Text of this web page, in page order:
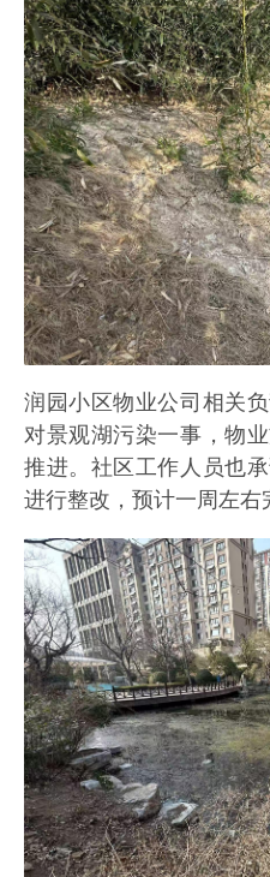
润园小区物业公司相关
对景观湖污染一事，物
推进。社区工作人员也
进行整改，预计一周左右